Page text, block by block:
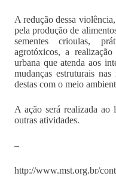
A redução dessa
pela produção de
sementes crioulas,
agrotóxicos, a
urbana que atenda aos
mudanças estruturais nas
destas com o meio
A ação será realizada
outras atividades.
–
http://www.mst.org.br/